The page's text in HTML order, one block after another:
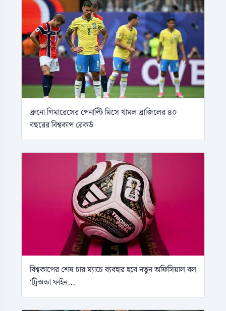
ব্রুনো গিমারেসের পেনাল্টি মিসে থামল ব্রাজিলের ৪০
বছরের বিশ্বকাপ রেকর্ড
বিশ্বকাপের শেষ চার ম্যাচে ব্যবহার হবে নতুন অফিসিয়াল বল
‘ট্রিওন্ডা ফাইন...